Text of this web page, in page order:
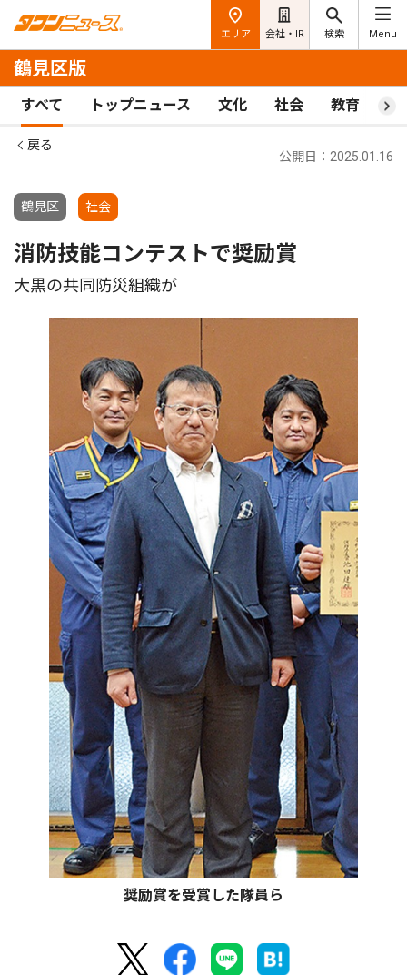
エリア 会社・IR 検索 Menu
鶴見区版
すべて トップニュース 文化 社会 教育 ス
戻る
鶴見区 社会
公開日：2025.01.16
消防技能コンテストで奨励賞
大黒の共同防災組織が
奨励賞を受賞した隊員ら